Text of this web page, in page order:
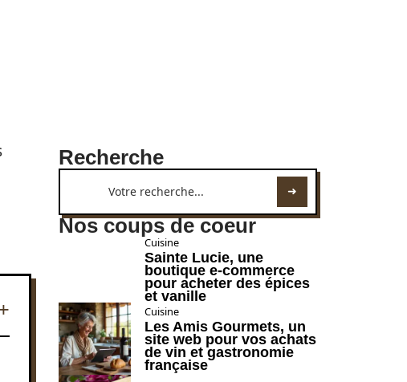
Recherche
Nos coups de coeur
Cuisine
Sainte Lucie, une
boutique e-commerce
pour acheter des épices
et vanille
Cuisine
Les Amis Gourmets, un
site web pour vos achats
de vin et gastronomie
française